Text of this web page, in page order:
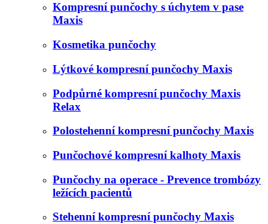
Kompresní punčochy s úchytem v pase
Maxis
Kosmetika punčochy
Lýtkové kompresní punčochy Maxis
Podpůrné kompresní punčochy Maxis
Relax
Polostehenní kompresní punčochy Maxis
Punčochové kompresní kalhoty Maxis
Punčochy na operace - Prevence trombózy
ležících pacientů
Stehenní kompresní punčochy Maxis